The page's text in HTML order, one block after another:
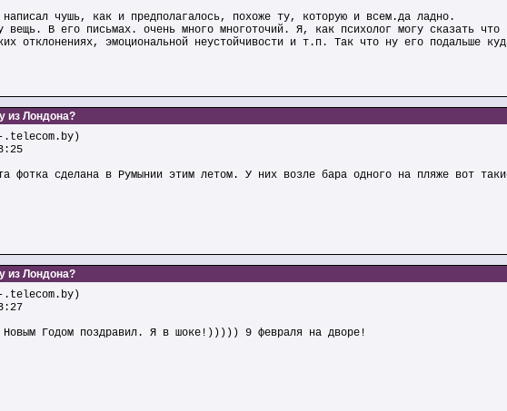
чушь, как и предполагалось, похоже ту, которую и всем.да ладно.
вещь. В его письмах. очень много многоточий. Я, как психолог могу
отклонениях, эмоциональной неустойчивости и т.п. Так что ну его подальше
из Лондона?
фотка сделана в Румынии этим летом. У них возле бара одного на пляже вот
из Лондона?
Новым Годом поздравил. Я в шоке!))))) 9 февраля на дворе!